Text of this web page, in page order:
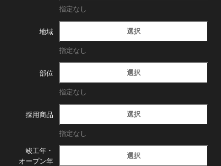
指定なし
地域 選択
指定なし
部位 選択
指定なし
採用商品 選択
指定なし
竣工年・
オープン年
選択